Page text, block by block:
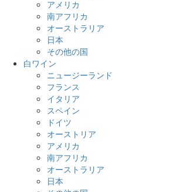
アメリカ
南アフリカ
オーストラリア
日本
その他の国
白ワイン
ニュージーランド
フランス
イタリア
スペイン
ドイツ
オーストリア
アメリカ
南アフリカ
オーストラリア
日本